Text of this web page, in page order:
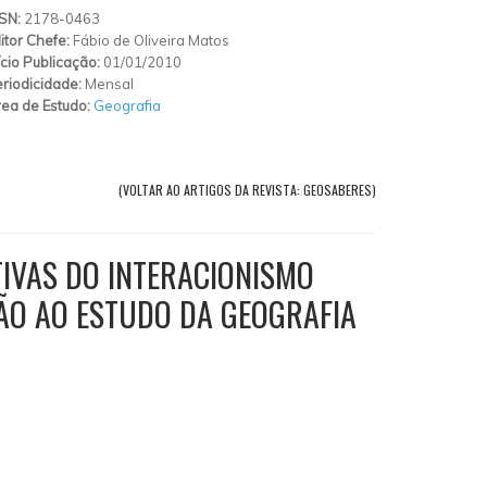
2178-0463
Chefe: Fábio de Oliveira Matos
Publicação: 01/01/2010
Mensal
de Estudo: Geografia
(VOLTAR AO ARTIGOS DA REVISTA: GEOSABERES)
DO INTERACIONISMO
AO ESTUDO DA GEOGRAFIA